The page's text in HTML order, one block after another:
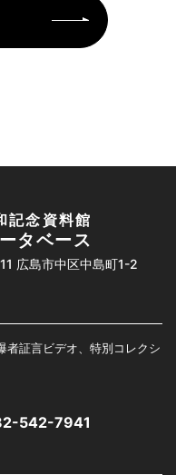
記念資料館
タベース
広島市中区中島町1-2
者証言ビデオ、特別コレクシ
542-7941